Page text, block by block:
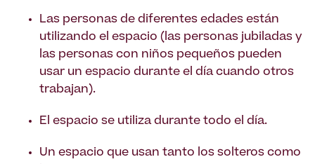
Las personas de diferentes edades están
utilizando el espacio (las personas jubiladas y
las personas con niños pequeños pueden
usar un espacio durante el día cuando otros
trabajan).
El espacio se utiliza durante todo el día.
Un espacio que usan tanto los solteros como